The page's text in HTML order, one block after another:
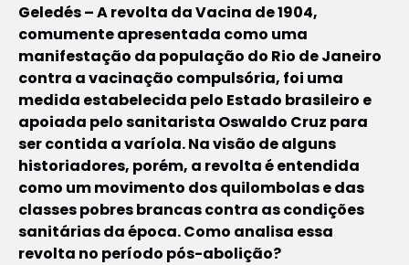
Geledés – A revolta da Vacina de 1904,
comumente apresentada como uma
manifestação da população do Rio de Janeiro
contra a vacinação compulsória, foi uma
medida estabelecida pelo Estado brasileiro e
apoiada pelo sanitarista Oswaldo Cruz para
ser contida a varíola. Na visão de alguns
historiadores, porém, a revolta é entendida
como um movimento dos quilombolas e das
classes pobres brancas contra as condições
sanitárias da época. Como analisa essa
revolta no período pós-abolição?